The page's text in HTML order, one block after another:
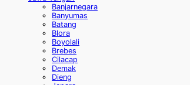
Banjarnegara
Banyumas
Batang
Blora
Boyolali
Brebes
Cilacap
Demak
Dieng